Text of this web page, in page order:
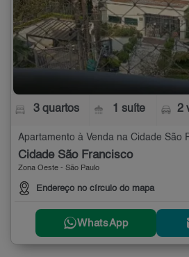
3 quartos 1 suíte 2
Cidade São Francisco
Zona Oeste - São Paulo
Endereço no círculo do mapa
WhatsApp